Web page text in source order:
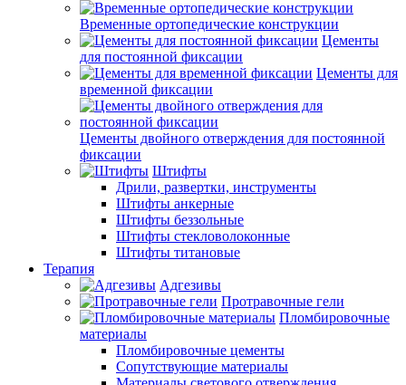
Временные ортопедические конструкции
Цементы
для постоянной фиксации
Цементы для
временной фиксации
Цементы двойного отверждения для постоянной
фиксации
Штифты
Дрили, развертки, инструменты
Штифты анкерные
Штифты беззольные
Штифты стекловолоконные
Штифты титановые
Терапия
Адгезивы
Протравочные гели
Пломбировочные
материалы
Пломбировочные цементы
Сопутствующие материалы